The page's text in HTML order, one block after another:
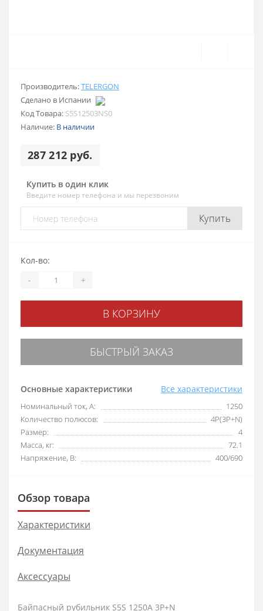
Производитель:TELERGON
Сделано в Испании
Код Товара: S5S12503NS0
Наличие: В наличии
287 212 руб.
Купить в один клик
Введите номер телефона и мы перезвоним
Купить
Основные характеристики Все характеристики
Номинальный ток, А:
1250
Количество полюсов:
4P(3P+N)
Размер:
4
Масса, кг:
72.1
Напряжение, В:
400/690
Кол-во:
- +
В КОРЗИНУ
БЫСТРЫЙ ЗАКАЗ
Обзор товара
Характеристики
Документация
Аксессуары
Байпасный рубильник S5S 1250A 3P+N